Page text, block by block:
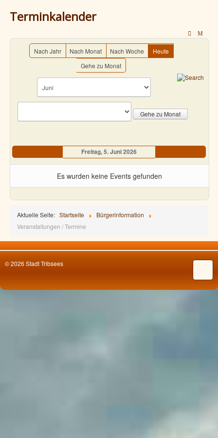
Terminkalender
Nach Jahr Nach Monat Nach Woche
Heute
Gehe zu Monat
Gehe zu Monat
Freitag, 5. Juni 2026
Es wurden keine Events gefunden
Aktuelle Seite: Startseite
Bürgerinformation
Veranstaltungen / Termine
© 2026 Stadt Tribsees